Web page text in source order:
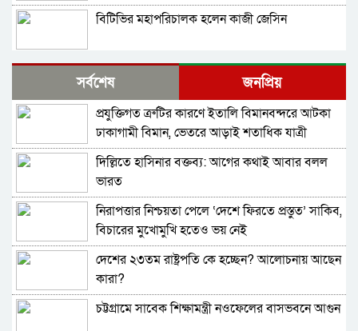
বিটিভির মহাপরিচালক হলেন কাজী জেসিন
র‍্যাব বিলুপ্ত করে আনা হচ্ছে নতুন বাহিনী
ভারত সফরের সিদ্ধান্ত প্রধানমন্ত্রী নেবেন: পররাষ্ট্র
প্রতিমন্ত্রী
সচিব পদে পদোন্নতি পেলেন জেসমিন নাহার
পুলিশের ৭ কর্মকর্তাকে বদলি
পাইপলাইনের মাধ্যমে ভারত থেকে আরও বেশি
ডিজেল চেয়েছি: জ্বালানিমন্ত্রী
যথাযোগ্য মর্যাদায় সিলেটে জুলাই গণঅভ্যুত্থান দিবস
সর্বশেষ জনপ্রিয়
প্রযুক্তিগত ত্রুটির কারণে ইতালি বিমানবন্দরে আটকা
ঢাকাগামী বিমান, ভেতরে আড়াই শতাধিক যাত্রী
দিল্লিতে হাসিনার বক্তব্য: আগের কথাই আবার বলল
ভারত
নিরাপত্তার নিশ্চয়তা পেলে ‘দেশে ফিরতে প্রস্তুত’ সাকিব,
বিচারের মুখোমুখি হতেও ভয় নেই
দেশের ২৩তম রাষ্ট্রপতি কে হচ্ছেন? আলোচনায় আছেন
কারা?
চট্টগ্রামে সাবেক শিক্ষামন্ত্রী নওফেলের বাসভবনে আগুন